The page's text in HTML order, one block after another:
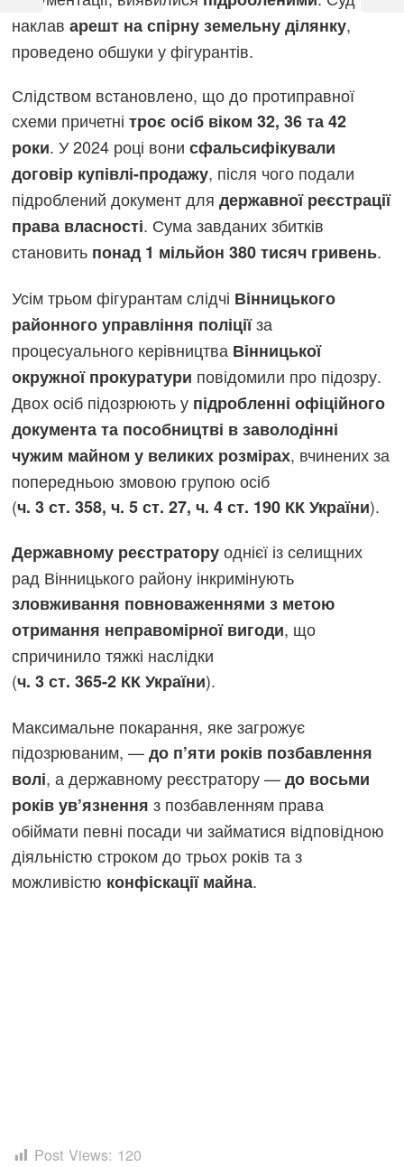
наклаварешт на спірну земельну ділянку,
проведено обшуки у фігурантів.
Слідством встановлено, що до протиправної
схеми причетнітроє осіб віком 32, 36 та 42
роки. У 2024 році вонисфальсифікували
договір купівлі-продажу, після чого подали
підроблений документ длядержавної реєстрації
права власності. Сума завданих збитків
становить понад 1 мільйон 380 тисяч гривень.
Усім трьом фігурантам слідчі Вінницького
районного управління поліціїза
процесуального керівництва Вінницької
окружної прокуратури повідомили про підозру.
Двох осіб підозрюють у підробленні офіційного
документа та пособництві в заволодінні
чужим майном у великих розмірах, вчинених за
попередньою змовою групою осіб
(ч. 3 ст. 358, ч. 5 ст. 27, ч. 4 ст. 190 КК України).
Державному реєстраторуоднієї із селищних
рад Вінницького району інкримінують
зловживання повноваженнями з метою
отримання неправомірної вигоди, що
спричинило тяжкі наслідки
(ч. 3 ст. 365-2 КК України).
Максимальне покарання, яке загрожує
підозрюваним, —до п’яти років позбавлення
волі, а державному реєстратору —до восьми
років ув’язнення з позбавленням права
обіймати певні посади чи займатися відповідною
діяльністю строком до трьох років та з
можливістю конфіскації майна.
Post Views: 120